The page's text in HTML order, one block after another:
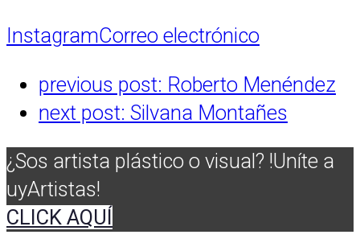
InstagramCorreo electrónico
previous post: Roberto Menéndez
next post: Silvana Montañes
¿Sos artista plástico o visual? !Uníte a
uyArtistas!
CLICK AQUÍ